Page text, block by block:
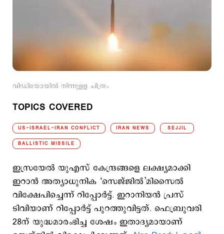
വിഡിയോയില്‍ നിന്നുളള ചിത്രം
TOPICS COVERED
US-ISRAEL-IRAN CONFLICT IRAN NEWS SEJJIL
BALLISTIC MISSILE
ഇസ്രയേല്‍ യുഎസ് കേന്ദ്രങ്ങളെ ലക്ഷ്യമാക്കി
ഇറാന്‍ അത്യാധുനിക ‘സെജ്ജില്‍’മിസൈല്‍
വിക്ഷേപിച്ചെന്ന് റിപ്പോര്‍ട്ട്. ഇറാനിയന്‍ പ്രസ്
ടിവിയാണ് റിപ്പോര്‍ട്ട് പുറത്തുവിട്ടത്. ഫെബ്രുവരി
28ന് യുദ്ധമാരംഭിച്ച ശേഷം ഇതാദ്യമായാണ്